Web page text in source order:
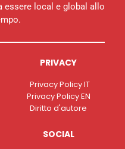
essere local e global allo
PRIVACY
Privacy Policy IT
Privacy Policy EN
Diritto d'autore
SOCIAL